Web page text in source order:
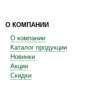
О КОМПАНИИ
О компании
Каталог продукции
Новинки
Акции
Скидки